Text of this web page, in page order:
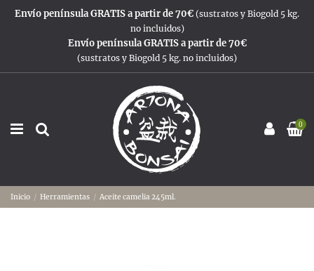
Envío península GRATIS a partir de 70€ (sustratos y Biogold 5 kg.
no incluidos)
Envío península GRATIS a partir de 70€
(sustratos y Biogold 5 kg. no incluidos)
0
Inicio Herramientas Aceite camelia 245ml.